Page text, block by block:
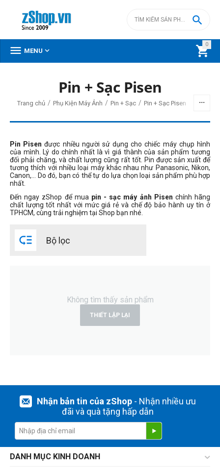
0


 MENU 
Pin + Sạc Pisen
Trang chủ / Phụ Kiện Máy Ảnh / Pin + Sạc / Pin + Sạc Pisen
Pin Pisen được nhiều người sử dụng cho chiếc máy chụp hình
của mình. Lý do chính nhất là vì giá thành của sản phẩm tương
đối phải chăng, và chất lượng cũng rất tốt. Pin được sản xuất để
tương thích với nhiều loại máy khác nhau như Panasonic, Nikon,
Canon,... Do đó, bạn có thể tự do lựa chọn loại sản phẩm phù hợp
nhất.
Đến ngay zShop để mua pin - sạc máy ảnh Pisen chính hãng
chất lượng tốt nhất với mức giá rẻ và chế độ bảo hành uy tín ở
TPHCM, cùng trải nghiệm tại Shop bạn nhé.
 Bộ lọc
Không tìm thấy sản phẩm
THIẾT LẬP LẠI
Nhận bản tin của zShop- Nhận nhiều ưu
đãi và quà tặng hấp dẫn
DANH MỤC KINH DOANH